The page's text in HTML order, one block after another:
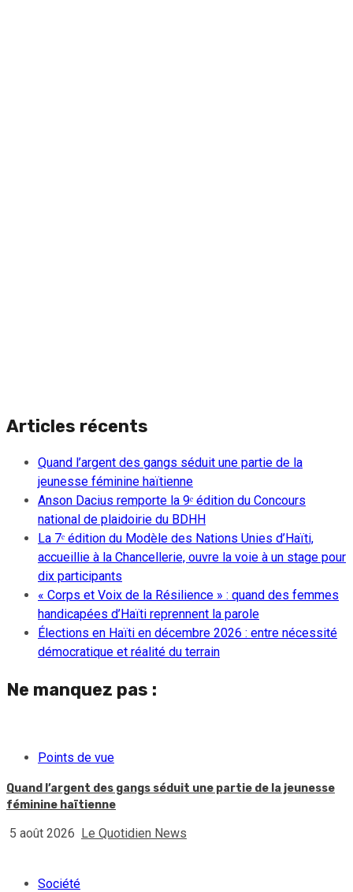
Articles récents
Quand l’argent des gangs séduit une partie de la
jeunesse féminine haïtienne
Anson Dacius remporte la 9ᵉ édition du Concours
national de plaidoirie du BDHH
La 7ᵉ édition du Modèle des Nations Unies d’Haïti,
accueillie à la Chancellerie, ouvre la voie à un stage pour
dix participants
« Corps et Voix de la Résilience » : quand des femmes
handicapées d’Haïti reprennent la parole
Élections en Haïti en décembre 2026 : entre nécessité
démocratique et réalité du terrain
Ne manquez pas :
Points de vue
Quand l’argent des gangs séduit une partie de la jeunesse
féminine haïtienne
5 août 2026 Le Quotidien News
Société